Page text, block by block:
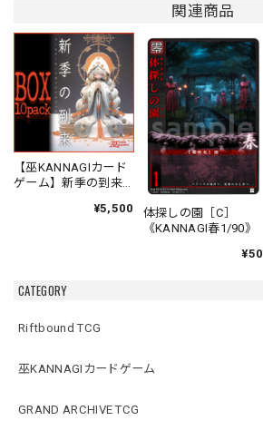
CATEGORY
Riftbound TCG
巫KANNAGIカードゲーム
GRAND ARCHIVE TCG
関連商品
【巫KANNAGIカード
ゲーム】新季の到来
¥5,500
体探しの園［C］
《KANNAGI春1/90》
¥50